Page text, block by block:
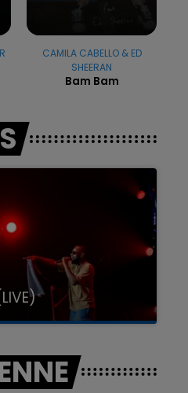
END
CAMILA CABELLO & ED
SHEERAN
Bam Bam